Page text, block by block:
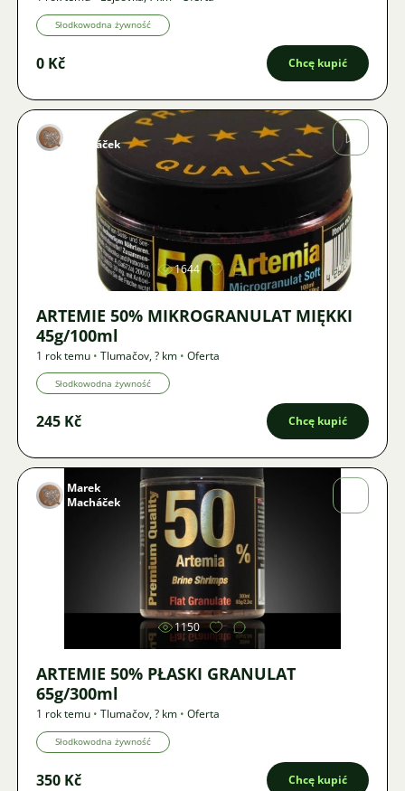
Słodkowodna żywność
0 Kč Chcę kupić
Macháček
1644
ARTEMIE 50% MIKROGRANULAT MIĘKKI
45g/100ml
1 rok temu • Tlumačov,? km • Oferta
Słodkowodna żywność
245 Kč Chcę kupić
Zdjęcie
Marek
Macháček
1150
ARTEMIE 50% PŁASKI GRANULAT
65g/300ml
1 rok temu • Tlumačov,? km • Oferta
Słodkowodna żywność
350 Kč Chcę kupić